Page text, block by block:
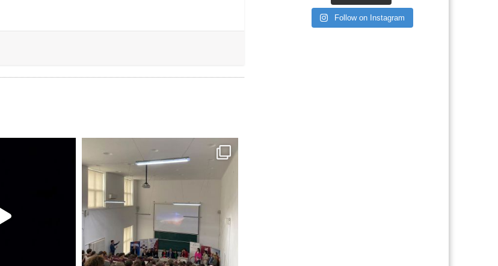
Follow on Instagram